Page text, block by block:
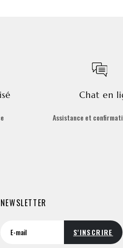
Chat en
Assistance et
NEWSLETTER